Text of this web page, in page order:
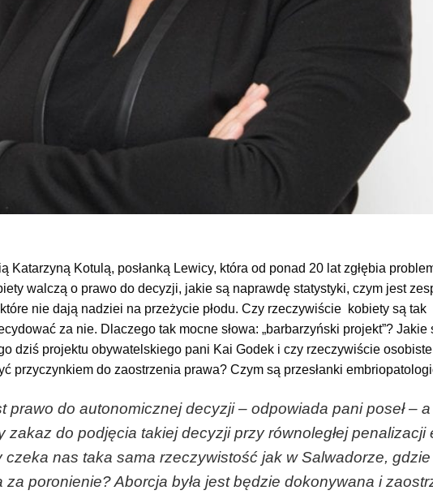
Katarzyną Kotulą, posłanką Lewicy, która od ponad 20 lat zgłębia
walczą o prawo do decyzji, jakie są naprawdę statystyki, czym jest
nie dają nadziei na przeżycie płodu. Czy rzeczywiście kobiety są tak
za nie. Dlaczego tak mocne słowa: „barbarzyński projekt”? Jakie
dziś projektu obywatelskiego pani Kai Godek i czy rzeczywiście osobiste
przyczynkiem do zaostrzenia prawa? Czym są przesłanki
prawo do autonomicznej decyzji – odpowiada pani poseł –
zakaz do podjęcia takiej decyzji przy równoległej penalizacji
czeka nas taka sama rzeczywistość jak w Salwadorze,
za poronienie? Aborcja była jest będzie dokonywana i